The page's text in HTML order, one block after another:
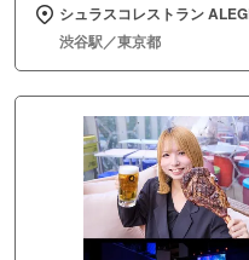
シュラスコレストラン
渋谷駅／東京都